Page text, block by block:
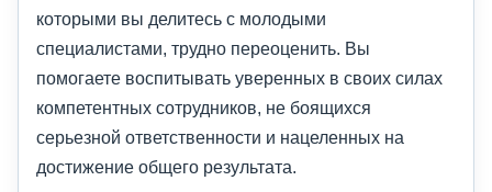
которыми вы делитесь с молодыми
специалистами, трудно переоценить. Вы
помогаете воспитывать уверенных в своих силах
компетентных сотрудников, не боящихся
серьезной ответственности и нацеленных на
достижение общего результата.